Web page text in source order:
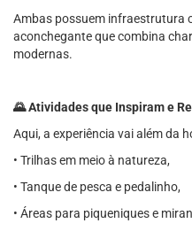
Ambas possuem infraestrutura
aconchegante que combina
modernas.
🌄 Atividades que Inspiram e
Aqui, a experiência vai além da
• Trilhas em meio à natureza,
• Tanque de pesca e pedalinho,
• Áreas para piqueniques e